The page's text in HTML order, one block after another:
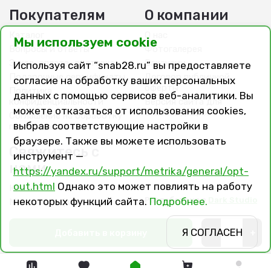
-
Покупателям
Каталог
Вопросы и ответы
Заказ, оплата, доставка
Подарочные сертификаты
конфиденциальности
Соглашение на обработку
персональных данных
О компании
О нас
Фотогалерея
Вакансии
Договор публичной
оферты
Версия сайта для
слабовидящих
Свяжитесь с
нами
Контакты
Магазины и филиалы
Разработано в
Мы используем cookie
Используя сайт “snab28.ru” вы предоставляете
согласие на обработку ваших персональных
данных с помощью сервисов веб-аналитики. Вы
можете отказаться от использования cookies,
выбрав соответствующие настройки в
браузере. Также вы можете использовать
инструмент —
https://yandex.ru/support/metrika/general/opt-
out.html Однако это может повлиять на работу
некоторых функций сайта. Подробнее.
Я СОГЛАСЕН